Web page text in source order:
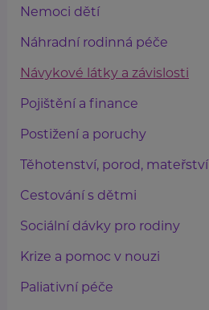
Nemoci dětí
Náhradní rodinná péče
Návykové látky a závislosti
Pojištění a finance
Postižení a poruchy
Těhotenství, porod, mateřství
Cestování s dětmi
Sociální dávky pro rodiny
Krize a pomoc v nouzi
Paliativní péče